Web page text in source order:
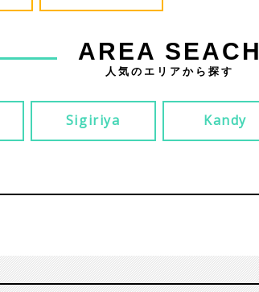
AREA SEACH
人気のエリアから探す
Sigiriya Kandy